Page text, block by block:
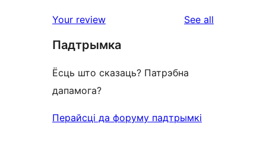
Your review See all
Падтрымка
Ёсць што сказаць? Патрэбна
дапамога?
Перайсці да форуму падтрымкі